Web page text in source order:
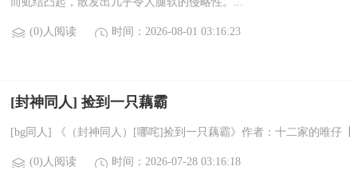
(0)人阅读 时间：2026-08-01 03:16:23
[封神同人] 捡到一只藕霸
[bg同人] 《（封神同人）[哪咤]捡到一只藕霸》作者：十二家的唯仔
(0)人阅读 时间：2026-07-28 03:16:18